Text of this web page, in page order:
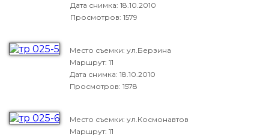
Дата снимка: 18.10.2010
Просмотров: 1579
Место съемки: ул.Берзина
Маршрут: 11
Дата снимка: 18.10.2010
Просмотров: 1578
Место съемки: ул.Космонавтов
Маршрут: 11